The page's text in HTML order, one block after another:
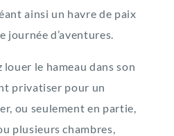
ainsi un havre de paix
journée d’aventures.
le hameau dans son
privatiser pour un
ou seulement en partie,
plusieurs chambres,